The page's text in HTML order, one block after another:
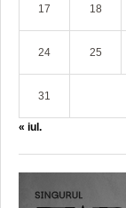
17 18
24 25
31
« iul.